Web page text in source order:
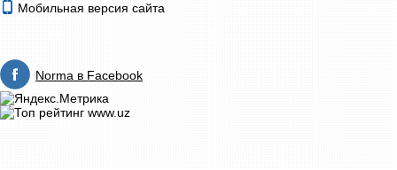
Мобильная версия сайта
Norma в Facebook